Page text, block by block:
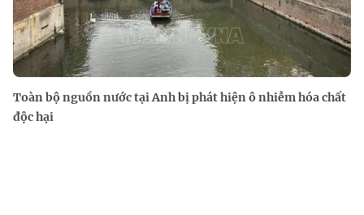
Toàn bộ nguồn nước tại Anh bị phát hiện ô nhiễm hóa chất
độc hại